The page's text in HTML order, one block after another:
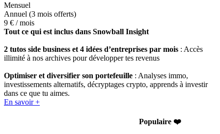
Mensuel
Annuel (3 mois offerts)
9 € / mois
Tout ce qui est inclus dans Snowball Insight
2 tutos side business et 4 idées d’entreprises par mois : Accès
illimité à nos archives pour développer tes revenus
Optimiser et diversifier son portefeuille : Analyses immo,
investissements alternatifs, décryptages crypto, apprends à investir
dans ce que tu aimes.
En savoir +
Populaire ❤️